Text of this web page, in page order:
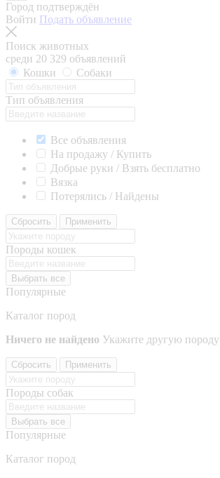
Город подтверждён
Войти Подать объявление
Поиск животных
среди 20 329 объявлений
Кошки
Собаки
Тип объявления
Все объявления
На продажу / Купить
Добрые руки / Взять бесплатно
Вязка
Потерялись / Найдены
Сбросить Применить
Породы кошек
Выбрать все
Популярные
Каталог пород
Ничего не найдено Укажите другую породу
Сбросить Применить
Породы собак
Выбрать все
Популярные
Каталог пород